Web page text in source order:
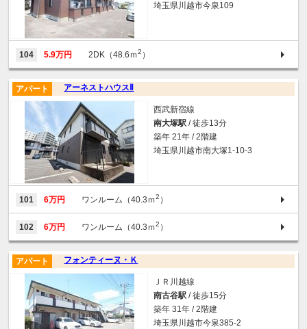
埼玉県川越市今泉109
104 5.9万円 2DK（48.6ｍ2 ）
アーネストハウスⅡ
アパート
西武新宿線
南大塚駅 / 徒歩13分
築年 21年 / 2階建
埼玉県川越市南大塚1-10-3
101 6万円 ワンルーム（40.3ｍ2 ）
102 6万円 ワンルーム（40.3ｍ2 ）
フォンティーヌ・Ｋ
アパート
ＪＲ川越線
南古谷駅 / 徒歩15分
築年 31年 / 2階建
埼玉県川越市今泉385-2